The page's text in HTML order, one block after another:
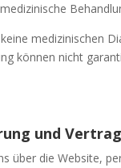
medizinischen
können nicht
und
über die Website,